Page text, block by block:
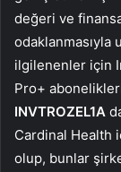
değeri ve
odaklanmasıyla
ilgilenenler için
Pro+
INVTROZEL1A
Cardinal Health
olup, bunlar